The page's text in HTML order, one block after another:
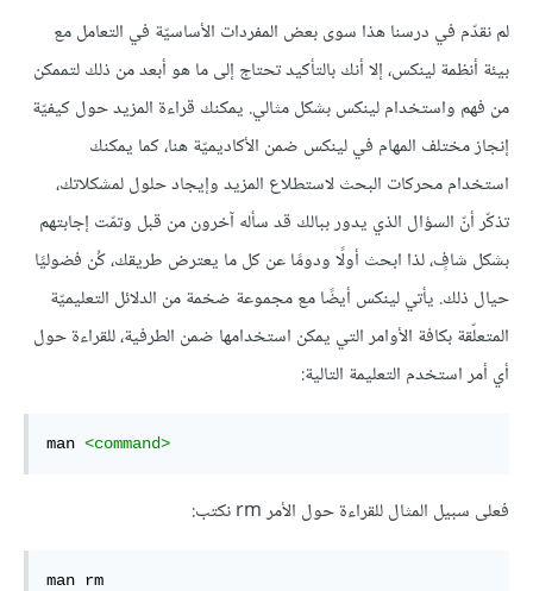
لم نقدّم في درسنا هذا سوى بعض المفردات الأساسيّة في التعامل مع
بيئة أنظمة لينكس، إلا أنك بالتأكيد تحتاج إلى ما هو أبعد من ذلك لتممكن
من فهم واستخدام لينكس بشكل مثالي. يمكنك قراءة المزيد حول كيفيّة
إنجاز مختلف المهام في لينكس ضمن الأكاديميّة هنا، كما يمكنك
استخدام محركات البحث لاستطلاع المزيد وإيجاد حلول لمشكلاتك،
تذكّر أنّ السؤال الذي يدور ببالك قد سأله آخرون من قبل وتمّت إجابتهم
بشكل شافٍ، لذا ابحث أولًا ودومًا عن كل ما يعترض طريقك، كُن فضوليًا
حيال ذلك. يأتي لينكس أيضًا مع مجموعة ضخمة من الدلائل التعليميّة
المتعلّقة بكافة الأوامر التي يمكن استخدامها ضمن الطرفية، للقراءة حول
أي أمر استخدم التعليمة التالية:
man <command>
فعلى سبيل المثال للقراءة حول الأمر rm نكتب:
man rm